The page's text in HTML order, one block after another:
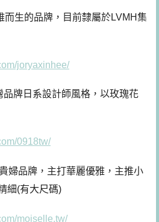
而生的品牌，目前隸屬於LVMH集
joryaxinhee/
品牌日系設計師風格，以玫瑰花
0918tw/
婦品牌，主打華麗優雅，主推小
細(有大尺碼)
moiselle.tw/